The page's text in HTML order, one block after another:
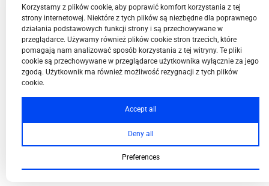
BPN-T Area
BPN-T Offer
Korzystamy z plików cookie, aby poprawić komfort korzystania z tej
strony internetowej. Niektóre z tych plików są niezbędne dla poprawnego
działania podstawowych funkcji strony i są przechowywane w
przeglądarce. Używamy również plików cookie stron trzecich, które
pomagają nam analizować sposób korzystania z tej witryny. Te pliki
cookie są przechowywane w przeglądarce użytkownika wyłącznie za jego
zgodą. Użytkownik ma również możliwość rezygnacji z tych plików
cookie.
Accept all
Deny all
Preferences